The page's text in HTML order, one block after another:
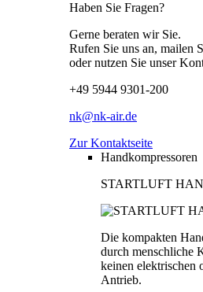
Haben Sie Fragen?
Gerne beraten wir Sie.
Rufen Sie uns an, mailen
oder nutzen Sie unser
+49 5944 9301-200
nk@nk-air.de
Zur Kontaktseite
Handkompressoren
STARTLUFT
Die kompakten
durch menschliche
keinen elektrischen
Antrieb.